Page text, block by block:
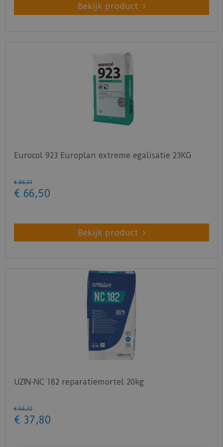
Verbruik: Ca. 70 - 150 g/m²
en technische gegevens.
voor het veiligheidsblad.
Bekijk product
Eurocol 923 Europlan extreme egalisatie 23KG
€ 86,51
€ 66,50
Bekijk product
UZIN-NC 182 reparatiemortel 20kg
€ 56,32
€ 37,80